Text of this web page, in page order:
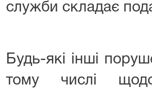
служби складає
Будь-які інші
тому числі щодо